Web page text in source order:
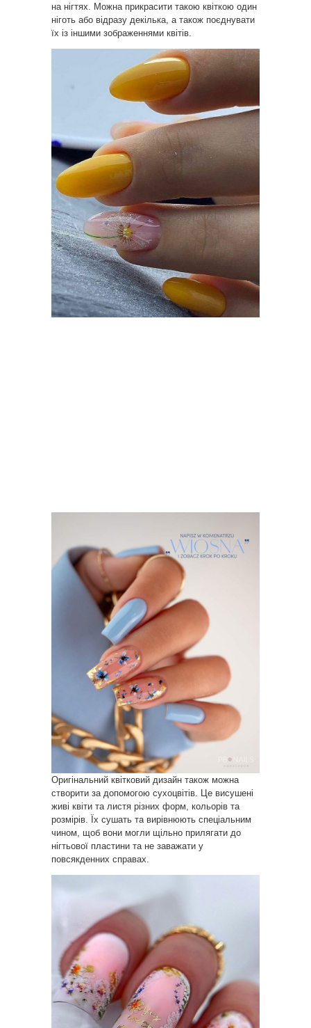
на нігтях. Можна прикрасити такою квіткою один
ніготь або відразу декілька, а також поєднувати
їх із іншими зображеннями квітів.
Оригінальний квітковий дизайн також можна
створити за допомогою сухоцвітів. Це висушені
живі квіти та листя різних форм, кольорів та
розмірів. Їх сушать та вирівнюють спеціальним
чином, щоб вони могли щільно прилягати до
нігтьової пластини та не заважати у
повсякденних справах.